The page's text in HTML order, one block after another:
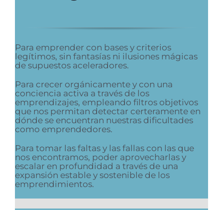
Para emprender con bases y criterios
legítimos, sin fantasías ni ilusiones mágicas
de supuestos aceleradores.
Para crecer orgánicamente y con una
conciencia activa a través de los
emprendizajes, empleando filtros objetivos
que nos permitan detectar certeramente en
dónde se encuentran nuestras dificultades
como emprendedores.
Para tomar las faltas y las fallas con las que
nos encontramos, poder aprovecharlas y
escalar en profundidad a través de una
expansión estable y sostenible de los
emprendimientos.